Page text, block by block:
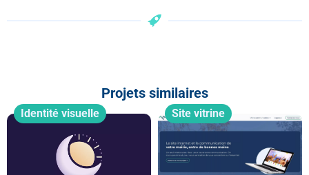
Projets similaires
Identité visuelle Site vitrine